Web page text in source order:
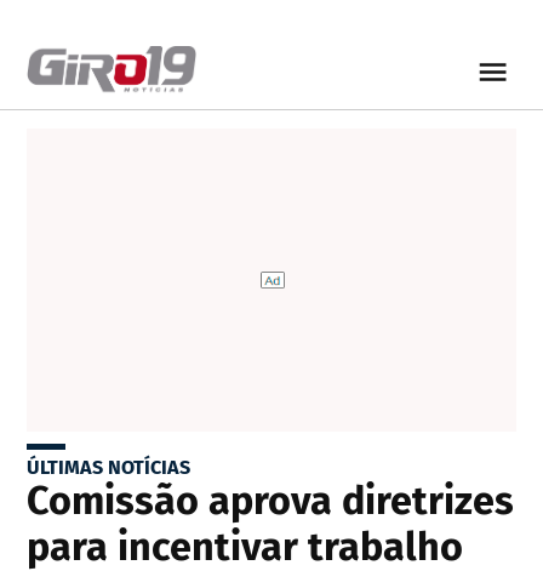
ÚLTIMAS NOTÍCIAS
Comissão aprova diretrizes
para incentivar trabalho